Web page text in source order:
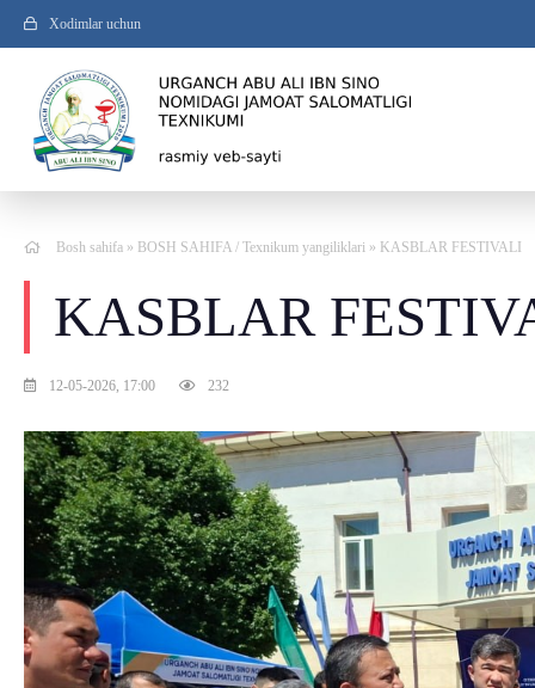
Xodimlar uchun
Bosh sahifa » BOSH SAHIFA / Texnikum yangiliklari » KASBLAR FESTIVALI
KASBLAR
12-05-2026, 17:00 232